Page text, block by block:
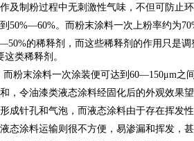
及制粉过程中无刺激性气味，不但可防止
50%—60%。而粉末涂料一次上粉率约为
的稀释剂，而这些稀释剂的作用只是
类稀释剂。
粉末涂料一次涂装便可达到60—150μm之
，令油漆类液态涂料经固化后的外观效果望
成针孔和气泡，而液态涂料由于存在挥发
态涂料运输则很不方便，易渗漏和挥发，甚